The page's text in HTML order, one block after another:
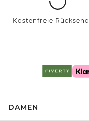
Kostenfreie
DAMEN